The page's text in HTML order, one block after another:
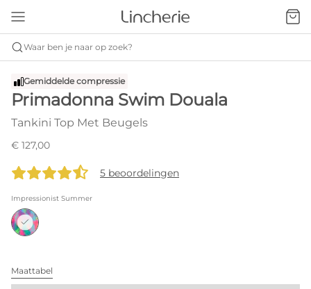
Waar ben je naar op zoek?
Gemiddelde compressie
Primadonna Swim Douala
Tankini Top Met Beugels
€ 127,00
5 beoordelingen
Impressionist Summer
Maattabel